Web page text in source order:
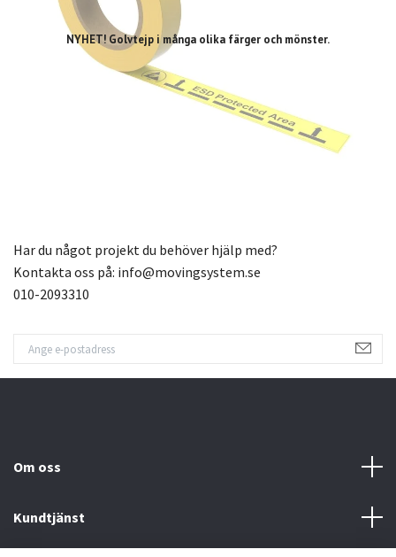
NYHET! Golvtejp i många olika färger och mönster.
Har du något projekt du behöver hjälp med?
Kontakta oss på: info@movingsystem.se
010-2093310
Om oss
Kundtjänst